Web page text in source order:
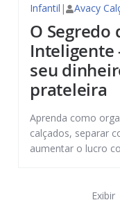
Infantil | Avacy
O Segredo
Inteligente
seu
prateleira
Aprenda como
calçados, separar
aumentar o lucro
Exibir